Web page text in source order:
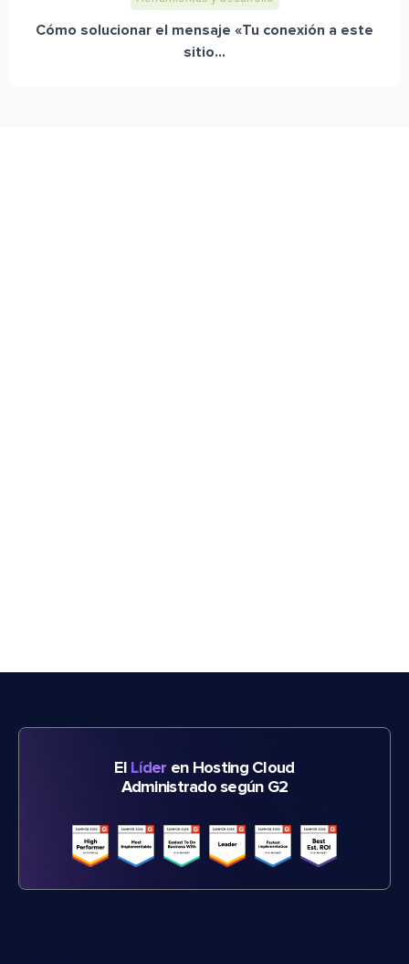
Cómo solucionar el mensaje «Tu conexión a este
sitio...
El Líder en Hosting Cloud
Administrado según G2